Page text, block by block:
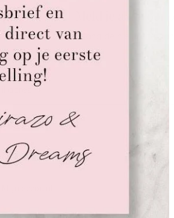
Meld je aan
Ontvang de nieuwste